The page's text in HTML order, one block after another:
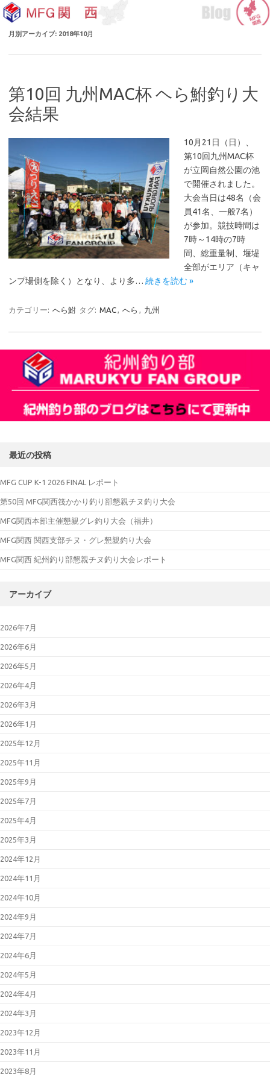
コ
ン
テ
月別アーカイブ: 2018年10月
第10回 九州MAC杯 ヘら鮒釣り大
会結果
10月21日（日）、
第10回九州MAC杯
が立岡自然公園の池
で開催されました。
大会当日は48名（会
員41名、一般7名）
が参加。競技時間は
7時～14時の7時
間、総重量制、堰堤
全部がエリア（キャ
ンプ場側を除く）となり、より多… 続きを読む »
カテゴリー: へら鮒 タグ: MAC へら 九州
最近の投稿
MFG CUP K-1 2026 FINAL レポート
第50回 MFG関西筏かかり釣り部懇親チヌ釣り大会
MFG関西本部主催懇親グレ釣り大会（福井）
MFG関西 関西支部チヌ・グレ懇親釣り大会
MFG関西 紀州釣り部懇親チヌ釣り大会レポート
アーカイブ
2026年7月
2026年6月
2026年5月
2026年4月
2026年3月
2026年1月
2025年12月
2025年11月
2025年9月
2025年7月
2025年4月
2025年3月
2024年12月
2024年11月
2024年10月
2024年9月
2024年7月
2024年6月
2024年5月
2024年4月
2024年3月
2023年12月
2023年11月
2023年8月